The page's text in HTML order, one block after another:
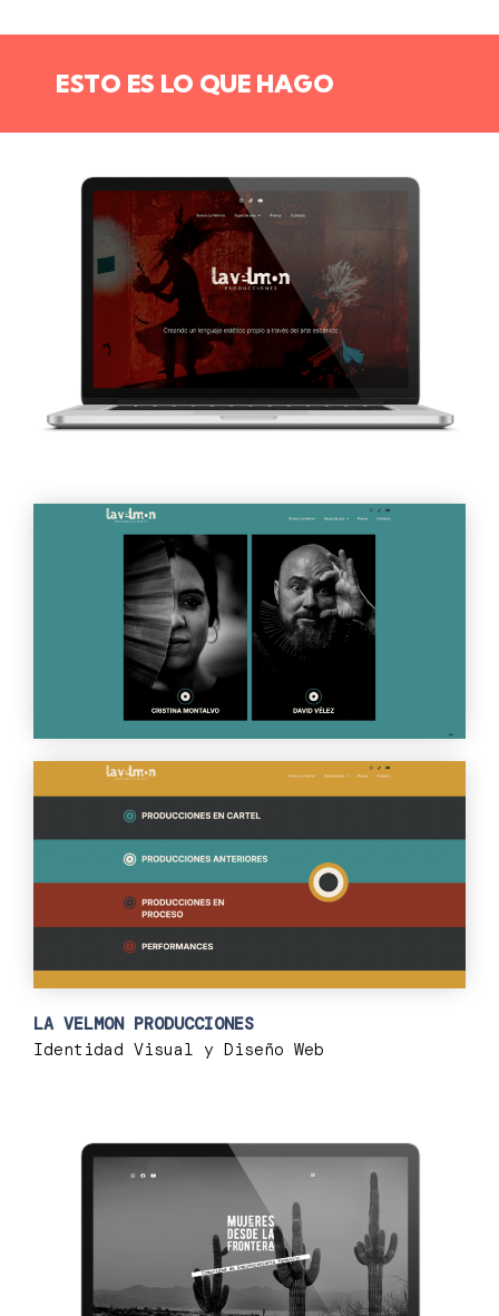
ESTO ES LO QUE HAGO
LA VELMON PRODUCCIONES
Identidad Visual y Diseño Web